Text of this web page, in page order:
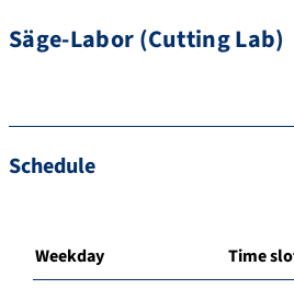
Säge-Labor (Cutting Lab)
Schedule
Weekday Time